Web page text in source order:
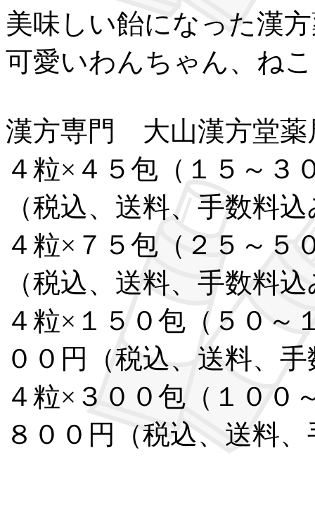
美味しい飴になった漢
可愛いわんちゃん、ね
漢方専門 大山漢方堂
４粒×４５包（１５～３
（税込、送料、手数料
４粒×７５包（２５～５
（税込、送料、手数料
４粒×１５０包（５０～
００円（税込、送料、
４粒×３００包（１００
８００円（税込、送料